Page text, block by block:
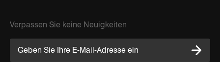
Verpassen Sie keine Neuigkeiten